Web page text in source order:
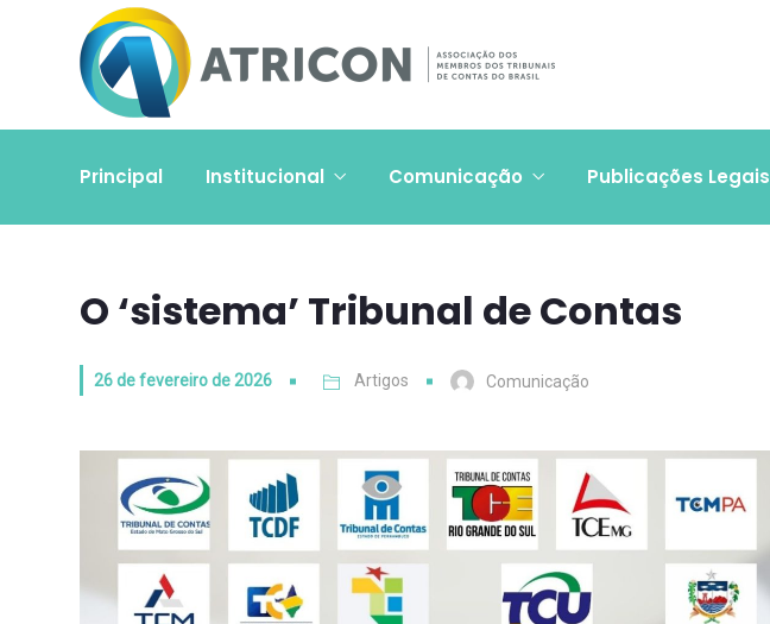
Principal Institucional Comunicação Publicações Legais
O ‘sistema’ Tribunal de Contas
26 de fevereiro de 2026 Artigos Comunicação